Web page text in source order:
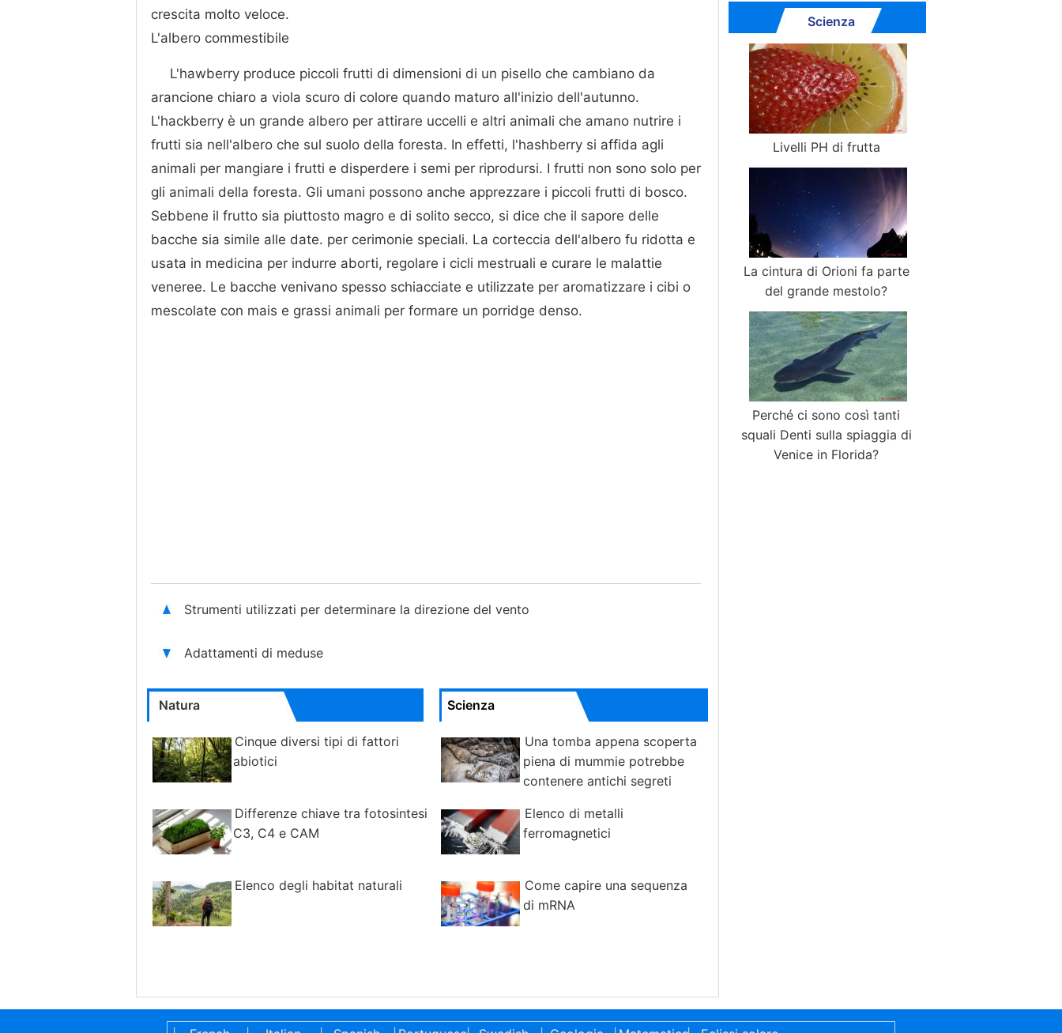
crescita molto veloce.
L'albero commestibile
L'hawberry produce piccoli frutti di dimensioni di un pisello che cambiano da
arancione chiaro a viola scuro di colore quando maturo all'inizio dell'autunno.
L'hackberry è un grande albero per attirare uccelli e altri animali che amano nutrire i
frutti sia nell'albero che sul suolo della foresta. In effetti, l'hashberry si affida agli
animali per mangiare i frutti e disperdere i semi per riprodursi. I frutti non sono solo per
gli animali della foresta. Gli umani possono anche apprezzare i piccoli frutti di bosco.
Sebbene il frutto sia piuttosto magro e di solito secco, si dice che il sapore delle
bacche sia simile alle date. per cerimonie speciali. La corteccia dell'albero fu ridotta e
usata in medicina per indurre aborti, regolare i cicli mestruali e curare le malattie
veneree. Le bacche venivano spesso schiacciate e utilizzate per aromatizzare i cibi o
mescolate con mais e grassi animali per formare un porridge denso.
Strumenti utilizzati per determinare la direzione del vento
Adattamenti di meduse
Natura
Cinque diversi tipi di fattori
abiotici
Differenze chiave tra fotosintesi
C3, C4 e CAM
Elenco degli habitat naturali
Scienza
Una tomba appena scoperta
piena di mummie potrebbe
contenere antichi segreti
Elenco di metalli
ferromagnetici
Come capire una sequenza
di mRNA
Scienza
Livelli PH di frutta
La cintura di Orioni fa parte
del grande mestolo?
Perché ci sono così tanti
squali Denti sulla spiaggia di
Venice in Florida?